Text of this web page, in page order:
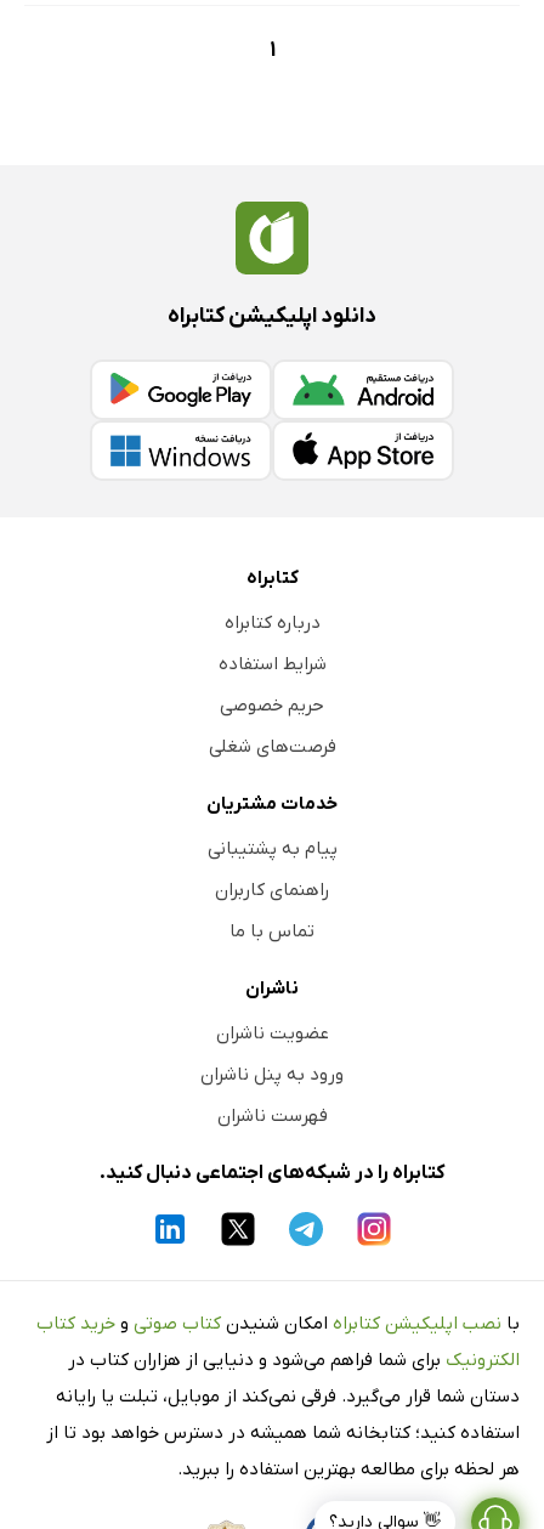
1
👋 سوالی دارید؟
دانلود اپلیکیشن کتابراه
کتابراه
درباره کتابراه
شرایط استفاده
حریم خصوصی
فرصت‌های شغلی
خدمات مشتریان
پیام به پشتیبانی
راهنمای کاربران
تماس با ما
ناشران
عضویت ناشران
ورود به پنل ناشران
فهرست ناشران
کتابراه را در شبکه‌های اجتماعی دنبال کنید.
با نصب اپلیکیشن کتابراه امکان شنیدن کتاب صوتی و خرید کتاب
الکترونیک برای شما فراهم می‌شود و دنیایی از هزاران کتاب در
دستان شما قرار می‌گیرد. فرقی نمی‌کند از موبایل، تبلت یا رایانه
استفاده کنید؛ کتابخانه شما همیشه در دسترس خواهد بود تا از
هر لحظه برای مطالعه بهترین استفاده را ببرید.